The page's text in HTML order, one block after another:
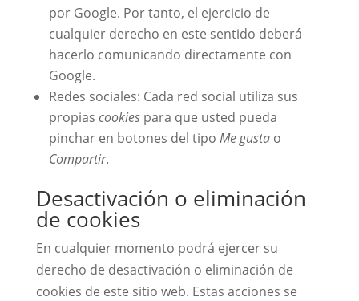
por Google. Por tanto, el ejercicio de
cualquier derecho en este sentido deberá
hacerlo comunicando directamente con
Google.
Redes sociales: Cada red social utiliza sus
propias cookiespara que usted pueda
pinchar en botones del tipo Me gustao
Compartir.
Desactivación o eliminación
de cookies
En cualquier momento podrá ejercer su
derecho de desactivación o eliminación de
cookies de este sitio web. Estas acciones se